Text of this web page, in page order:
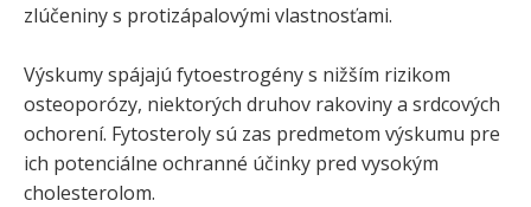
zlúčeniny s protizápalovými vlastnosťami.
Výskumy spájajú fytoestrogény s nižším rizikom
osteoporózy, niektorých druhov rakoviny a srdcových
ochorení. Fytosteroly sú zas predmetom výskumu pre
ich potenciálne ochranné účinky pred vysokým
cholesterolom.